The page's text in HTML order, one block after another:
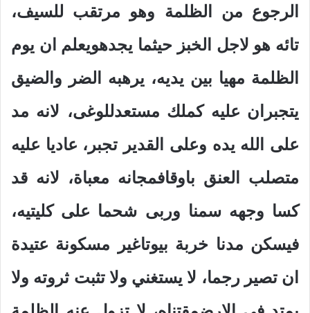
الرجوع من الظلمة وهو مرتقب للسيف،
تائه هو لاجل الخبز حيثما يجدهويعلم ان يوم
الظلمة مهيا بين يديه، يرهبه الضر والضيق
يتجبران عليه كملك مستعدللوغى، لانه مد
على الله يده وعلى القدير تجبر، عاديا عليه
متصلب العنق باوقافمجانه معباة، لانه قد
كسا وجهه سمنا وربى شحما على كليتيه،
فيسكن مدنا خربة بيوتاغير مسكونة عتيدة
ان تصير رجما، لا يستغني ولا تثبت ثروته ولا